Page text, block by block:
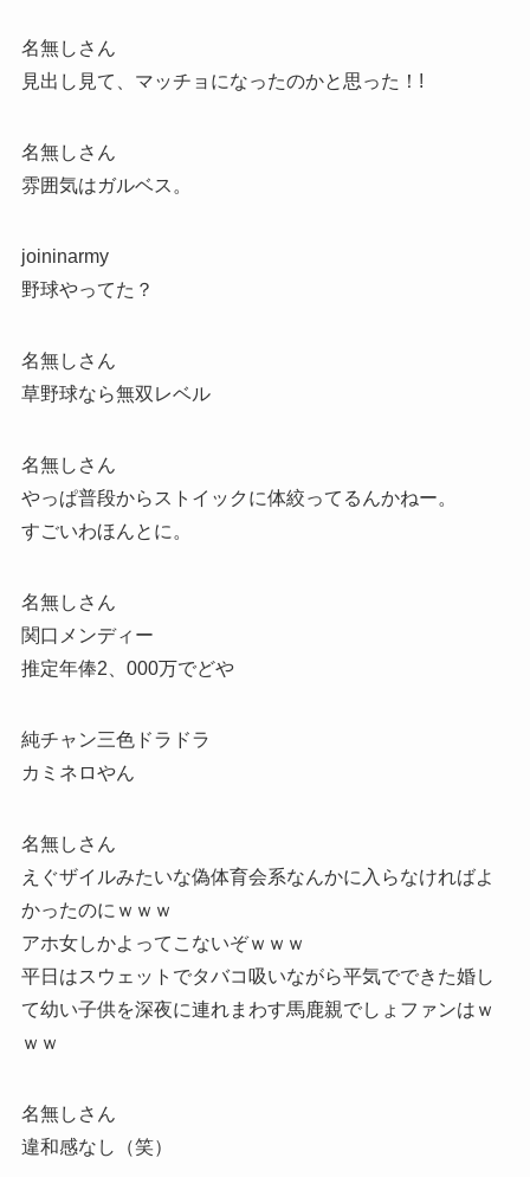
名無しさん
見出し見て、マッチョになったのかと思った！!
名無しさん
雰囲気はガルベス。
joininarmy
野球やってた？
名無しさん
草野球なら無双レベル
名無しさん
やっぱ普段からストイックに体絞ってるんかねー。
すごいわほんとに。
名無しさん
関口メンディー
推定年俸2、000万でどや
純チャン三色ドラドラ
カミネロやん
名無しさん
えぐザイルみたいな偽体育会系なんかに入らなければよ
かったのにｗｗｗ
アホ女しかよってこないぞｗｗｗ
平日はスウェットでタバコ吸いながら平気でできた婚し
て幼い子供を深夜に連れまわす馬鹿親でしょファンはｗ
ｗｗ
名無しさん
違和感なし（笑）